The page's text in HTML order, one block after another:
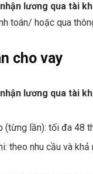
lương qua tài
toán/ hoặc qua
cho vay
lương qua tài
(từng lần): tối đa 48
theo nhu cầu và